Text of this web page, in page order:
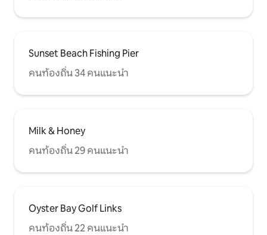
Sunset Beach Fishing Pier
คนท้องถิ่น 34 คนแนะนำ
Milk & Honey
คนท้องถิ่น 29 คนแนะนำ
Oyster Bay Golf Links
คนท้องถิ่น 22 คนแนะนำ